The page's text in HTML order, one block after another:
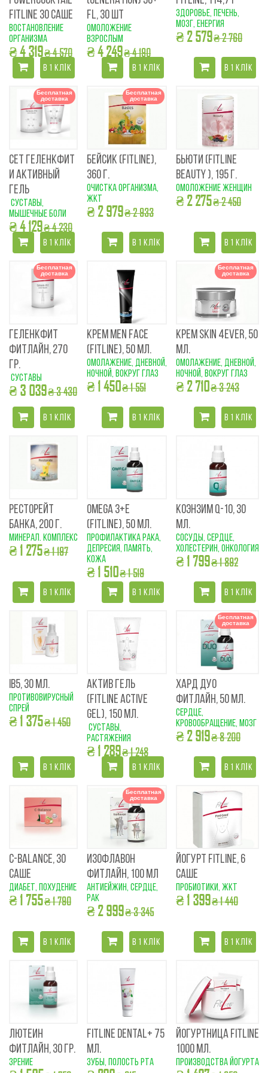
FITLINE 30 САШЕ
востановление
организма
₴ 4 319₴ 4 570
В 1 КЛІК
FL, 30 ШТ
омоложение
взрослым
₴ 4 249₴ 4 190
В 1 КЛІК
здоровье, печень,
мозг, енергия
₴ 2 579₴ 2 760
В 1 КЛІК
Бесплатная
доставка
СЕТ ГЕЛЕНКФИТ
И АКТИВНЫЙ
ГЕЛЬ
суставы,
мышечные боли
₴ 4 129₴ 4 230
В 1 КЛІК
Бесплатная
доставка
БЕЙСИК (FITLINE),
360 Г.
очистка организма,
ЖКТ
₴ 2 979₴ 2 933
В 1 КЛІК
БЬЮТИ (FITLINE
BEAUTY ), 195 Г.
омоложение женщин
₴ 2 275₴ 2 450
В 1 КЛІК
Бесплатная
доставка
ГЕЛЕНКФИТ
ФИТЛАЙН, 270
ГР.
суставы
₴ 3 039₴ 3 430
В 1 КЛІК
КРЕМ MEN FACE
(FITLINE), 50 МЛ.
Омолажение, дневной,
ночной, вокруг глаз
₴ 1 450₴ 1 551
В 1 КЛІК
Бесплатная
доставка
КРЕМ SKIN 4EVER, 50
МЛ.
Омолажение, дневной,
ночной, вокруг глаз
₴ 2 710₴ 3 243
В 1 КЛІК
РЕСТОРЕЙТ
БАНКА, 200 Г.
минерал. комплекс
₴ 1 275₴ 1 197
В 1 КЛІК
OMEGA 3+E
(FITLINE), 50 МЛ.
профилактика рака,
депресия, память,
кожа
₴ 1 510₴ 1 519
В 1 КЛІК
КОЭНЗИМ Q-10, 30
МЛ.
cосуды, сердце,
холестерин, онкология
₴ 1 799₴ 1 892
В 1 КЛІК
IB5, 30 МЛ.
противовирусный
спрей
₴ 1 375₴ 1 450
В 1 КЛІК
АКТИВ ГЕЛЬ
(FITLINE ACTIVE
GEL), 150 МЛ.
суставы,
растяжения
₴ 1 289₴ 1 248
В 1 КЛІК
Бесплатная
доставка
ХАРД ДУО
ФИТЛАЙН, 50 МЛ.
сердце,
кровообращение, мозг
₴ 2 919₴ 8 200
В 1 КЛІК
C-BALANCE, 30
САШЕ
диабет, похудение
₴ 1 755₴ 1 790
В 1 КЛІК
Бесплатная
доставка
ИЗОФЛАВОН
ФИТЛАЙН, 100 МЛ
антиейжин, сердце,
рак
₴ 2 999₴ 3 345
В 1 КЛІК
ЙОГУРТ FITLINE, 6
САШЕ
пробиотики, ЖКТ
₴ 1 399₴ 1 440
В 1 КЛІК
ЛЮТЕИН
ФИТЛАЙН, 30 ГР.
зрение
FITLINE DENTAL+ 75
МЛ.
зубы, полость рта
ЙОГУРТНИЦА FITLINE
1000 МЛ.
производства йогурта